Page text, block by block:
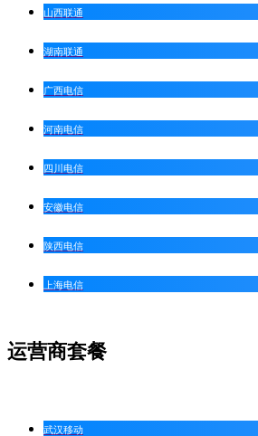
山西联通
湖南联通
广西电信
河南电信
四川电信
安徽电信
陕西电信
上海电信
运营商套餐
武汉移动